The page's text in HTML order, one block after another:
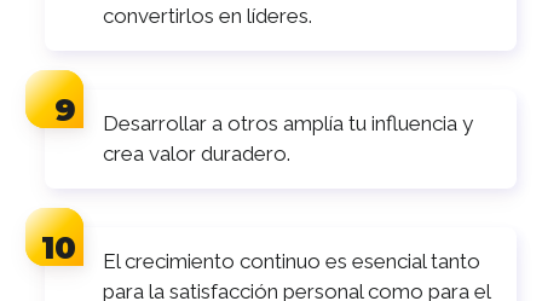
convertirlos en líderes.
Desarrollar a otros amplía tu influencia y
crea valor duradero.
El crecimiento continuo es esencial tanto
para la satisfacción personal como para el